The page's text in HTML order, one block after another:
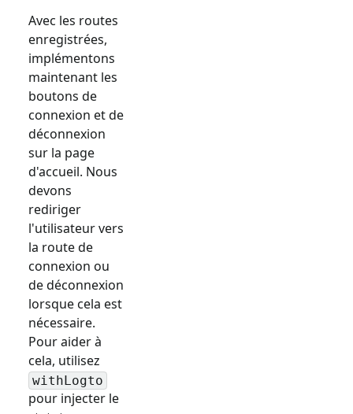
Avec les routes
enregistrées,
implémentons
maintenant les
boutons de
connexion et de
déconnexion
sur la page
d'accueil. Nous
devons
rediriger
l'utilisateur vers
la route de
connexion ou
de déconnexion
lorsque cela est
nécessaire.
Pour aider à
cela, utilisez
withLogto
pour injecter le